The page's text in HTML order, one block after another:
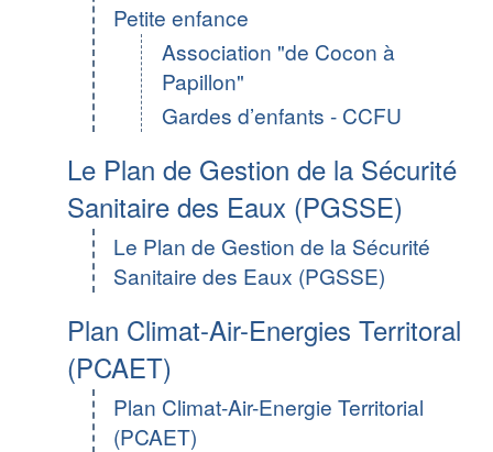
Petite enfance
Association "de Cocon à
Papillon"
Gardes d’enfants - CCFU
Le Plan de Gestion de la Sécurité
Sanitaire des Eaux (PGSSE)
Le Plan de Gestion de la Sécurité
Sanitaire des Eaux (PGSSE)
Plan Climat-Air-Energies Territoral
(PCAET)
Plan Climat-Air-Energie Territorial
(PCAET)